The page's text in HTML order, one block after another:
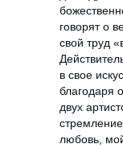
говорят о
свой труд
в свое
благодаря
двух
любовь,